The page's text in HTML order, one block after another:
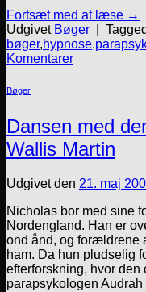
Fortsæt med at læse →
Udgivet Bøger Tagged
bøger,hypnose,
Komentarer
Bøger
Dansen med
Wallis Martin
Udgivet den 21. maj
Nicholas bor med sine
Nordengland. Han er
ond ånd, og forældrene
ham. Da hun pludselig
efterforskning, hvor den
parapsykologen